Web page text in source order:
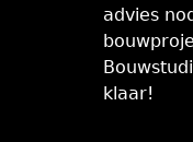
advies
klaar!